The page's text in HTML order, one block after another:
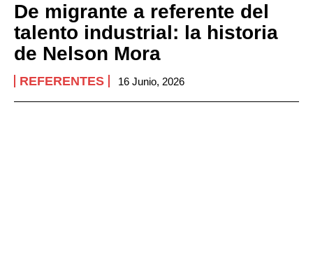
De migrante a referente del
talento industrial: la historia
de Nelson Mora
REFERENTES 16 Junio, 2026